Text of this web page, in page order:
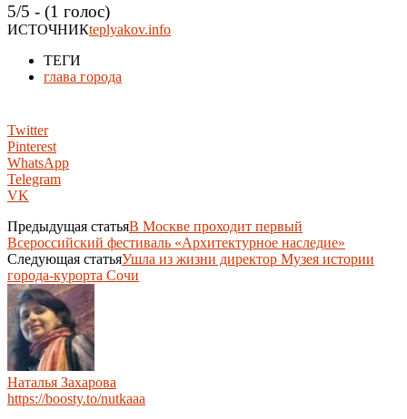
5/5 - (1 голос)
ИСТОЧНИКteplyakov.info
ТЕГИ
глава города
Twitter
Pinterest
WhatsApp
Telegram
VK
Предыдущая статьяВ Москве проходит первый
Всероссийский фестиваль «Архитектурное наследие»
Следующая статьяУшла из жизни директор Музея истории
города-курорта Сочи
Наталья Захарова
https://boosty.to/nutkaaa